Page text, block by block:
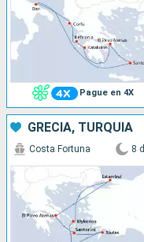
Pague en 4X
GRECIA, TURQUÍA
Costa Fortuna 8 d